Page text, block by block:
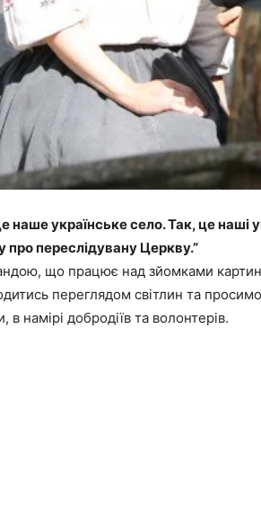
наше українське село. Так, це наші
про переслідувану Церкву.”
що працює над зйомками
переглядом світлин та
в намірі добродіїв та волонтерів.